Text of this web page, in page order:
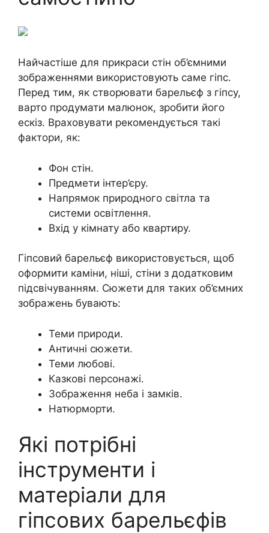
Найчастіше для прикраси стін об’ємними
зображеннями використовують саме гіпс.
Перед тим, як створювати барельєф з гіпсу,
варто продумати малюнок, зробити його
ескіз. Враховувати рекомендується такі
фактори, як:
Фон стін.
Предмети інтер’єру.
Напрямок природного світла та
системи освітлення.
Вхід у кімнату або квартиру.
Гіпсовий барельєф використовується, щоб
оформити каміни, ніші, стіни з додатковим
підсвічуванням. Сюжети для таких об’ємних
зображень бувають:
Теми природи.
Античні сюжети.
Теми любові.
Казкові персонажі.
Зображення неба і замків.
Натюрморти.
Які потрібні
інструменти і
матеріали для
гіпсових барельєфів